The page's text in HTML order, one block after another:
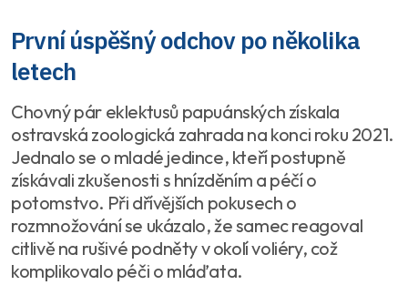
První úspěšný odchov po několika
letech
Chovný pár eklektusů papuánských získala
ostravská zoologická zahrada na konci roku 2021.
Jednalo se o mladé jedince, kteří postupně
získávali zkušenosti s hnízděním a péčí o
potomstvo. Při dřívějších pokusech o
rozmnožování se ukázalo, že samec reagoval
citlivě na rušivé podněty v okolí voliéry, což
komplikovalo péči o mláďata.